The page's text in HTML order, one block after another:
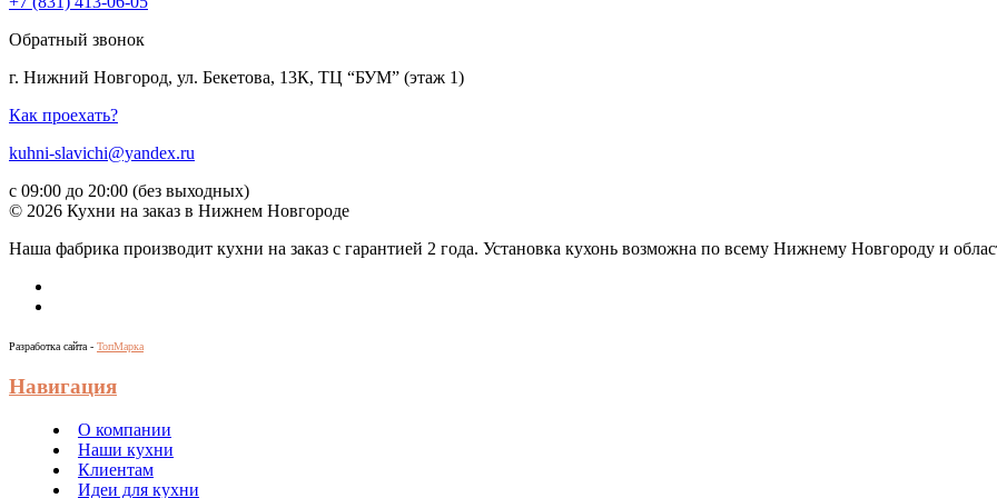
Обратный звонок
г. Нижний Новгород, ул. Бекетова, 13К, ТЦ “БУМ” (этаж 1)
Как проехать?
kuhni-slavichi@yandex.ru
с 09:00 до 20:00 (без выходных)
© 2026 Кухни на заказ в Нижнем Новгороде
Наша фабрика производит кухни на заказ c гарантией 2 года. Установка кухонь возможна по всему Нижнему Новгороду и
Разработка сайта - ТопМарка
Навигация
О компании
Наши кухни
Клиентам
Идеи для кухни